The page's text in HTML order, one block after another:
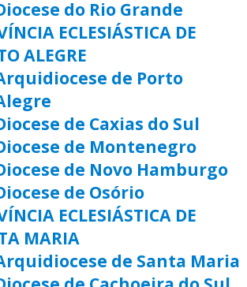
do Rio Grande
ECLESIÁSTICA DE
ALEGRE
de Porto
de Caxias do Sul
de Montenegro
de Novo Hamburgo
de Osório
ECLESIÁSTICA DE
MARIA
de Santa Maria